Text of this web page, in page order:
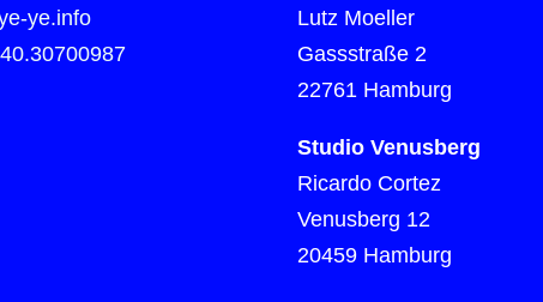
ye.info
Lutz Moeller
Gassstraße 2
22761 Hamburg
Studio Venusberg
Ricardo Cortez
Venusberg 12
20459 Hamburg